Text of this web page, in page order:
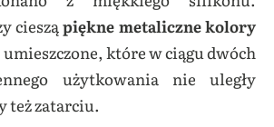
ciesząpiękne metaliczne kolory
które w ciągu dwóch
użytkowania nie uległy
też zatarciu.